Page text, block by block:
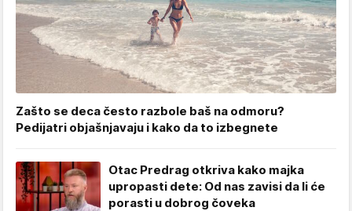
Zašto se deca često razbole baš na odmoru?
Pedijatri objašnjavaju i kako da to izbegnete
Otac Predrag otkriva kako majka
upropasti dete: Od nas zavisi da li će
porasti u dobrog čoveka